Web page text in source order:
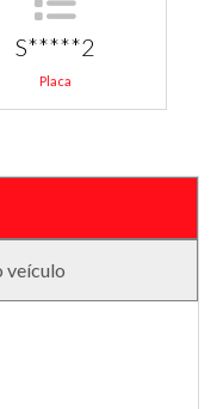
S*****2
Placa
veículo